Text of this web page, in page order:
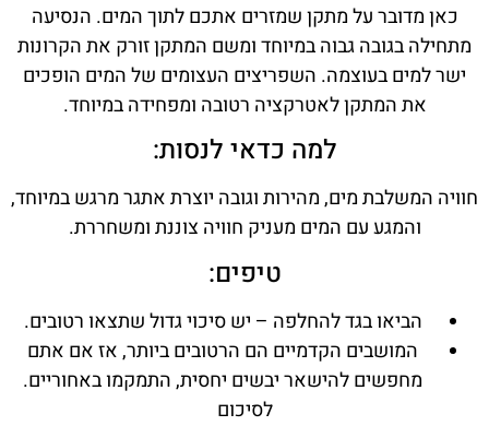
כאן מדובר על מתקן שמזרים אתכם לתוך המים. הנסיעה
מתחילה בגובה גבוה במיוחד ומשם המתקן זורק את הקרונות
ישר למים בעוצמה. השפריצים העצומים של המים הופכים
את המתקן לאטרקציה רטובה ומפחידה במיוחד.
למה כדאי לנסות:
חוויה המשלבת מים, מהירות וגובה יוצרת אתגר מרגש במיוחד,
והמגע עם המים מעניק חוויה צוננת ומשחררת.
טיפים:
הביאו בגד להחלפה – יש סיכוי גדול שתצאו רטובים.
המושבים הקדמיים הם הרטובים ביותר, אז אם אתם
מחפשים להישאר יבשים יחסית, התמקמו באחוריים.
לסיכום